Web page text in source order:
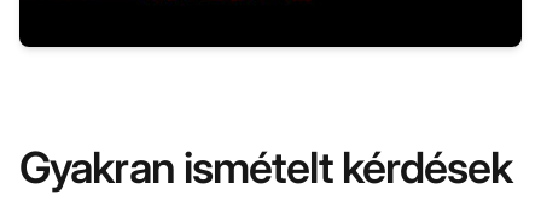
Gyakran ismételt kérdések